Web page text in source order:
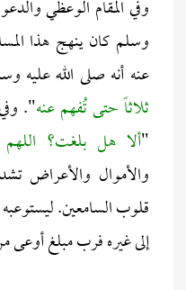
وفي المقام الوعظي
وسلم كان ينهج هذا
عنه أنه صلى الله عليه
ثلاثاً حتى تُفهم عنه".
"ألا هل بلغت؟
والأموال والأعراض
قلوب السامعين. ليستوعبه
إلى غيره فرب مبلغ أوعى